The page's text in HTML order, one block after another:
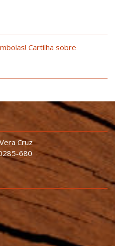
Cartilha sobre
Cruz
680